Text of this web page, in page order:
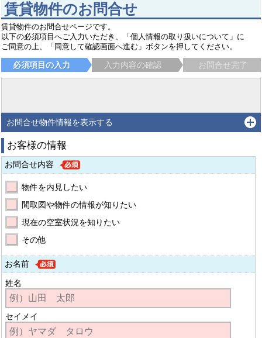
賃貸物件のお問合せ
賃貸物件のお問合せページです。
以下の必須項目へご入力いただき、「個人情報の取り扱いについて」に
ご同意の上、「同意して確認画面へ進む」ボタンを押してください。
必須項目の入力 入力内容の確認 お問合せ完了
お問合せ物件情報を表示する
お客様の情報
お問合せ内容
物件を内見したい
間取図や物件の情報が知りたい
現在の空室状況を知りたい
その他
お名前
姓名
セイメイ